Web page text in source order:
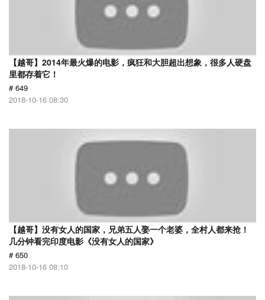
【越哥】2014年最火爆的电影，疯狂和大胆超出想象，很多人硬盘
里都存着它！
# 649
2018-10-16 08:30
【越哥】没有女人的国家，兄弟五人娶一个老婆，全村人都来抢！
几分钟看完印度电影《没有女人的国家》
# 650
2018-10-16 08:10